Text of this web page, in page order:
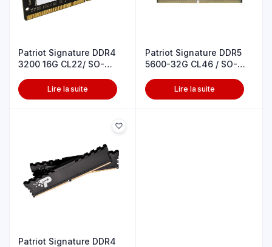
Patriot Signature DDR4
3200 16G CL22/ SO-
Lire la suite
Patriot Signature DDR5
5600-32G CL46 / SO-
Lire la suite
Patriot Signature DDR4